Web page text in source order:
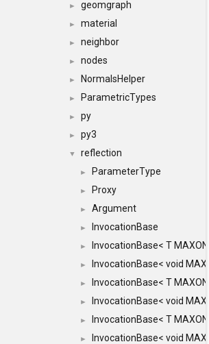
► geomgraph
► material
► neighbor
► nodes
► NormalsHelper
► ParametricTypes
► py
► py3
▼ reflection
► ParameterType
► Proxy
► Argument
► InvocationBase
► InvocationBase< T
► InvocationBase< void
► InvocationBase< T
► InvocationBase< void
► InvocationBase< T
► InvocationBase< void